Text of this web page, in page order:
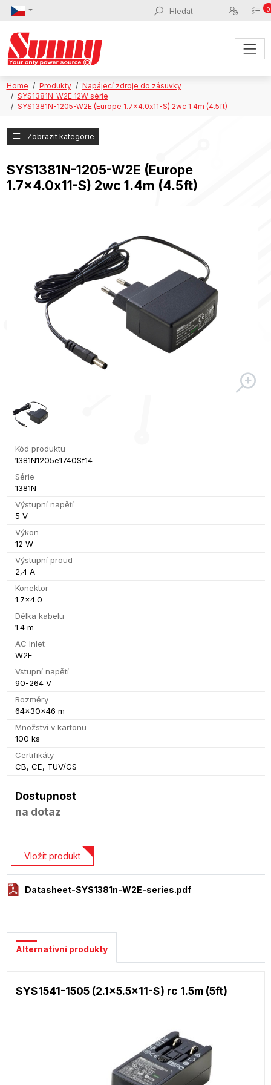
0
Home Produkty
Napájecí zdroje do zásuvky
SYS1381N-W2E 12W série
SYS1381N-1205-W2E (Europe 1.7x4.0x11-S) 2wc 1.4m (4.5ft)
Zobrazit kategorie
SYS1381N-1205-W2E (Europe
1.7x4.0x11-S) 2wc 1.4m (4.5ft)
Kód produktu
1381N1205e1740Sf14
Série
1381N
Výstupní napětí
5 V
Výkon
12 W
Výstupní proud
2,4 A
Konektor
1.7x4.0
Délka kabelu
1.4 m
AC Inlet
W2E
Vstupní napětí
90-264 V
Rozměry
64x30x46 m
Množství v kartonu
100 ks
Certifikáty
CB, CE, TUV/GS
Dostupnost
na dotaz
Datasheet-SYS1381n-W2E-series.pdf
Vložit produkt
Alternativní produkty
SYS1541-1505 (2.1x5.5x11-S) rc 1.5m (5ft)